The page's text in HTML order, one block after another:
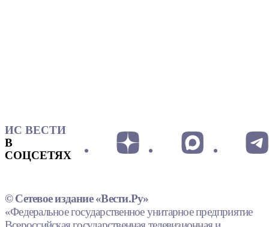
ИС ВЕСТИ
В
СОЦСЕТЯХ
© Сетевое издание «Вести.Ру»
«Федеральное государственное унитарное предприятие